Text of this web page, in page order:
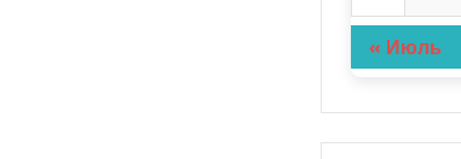
« Июль